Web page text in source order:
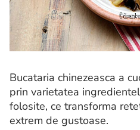
Bucataria chinezeasca a
prin varietatea
folosite, ce transforma
extrem de gustoase.